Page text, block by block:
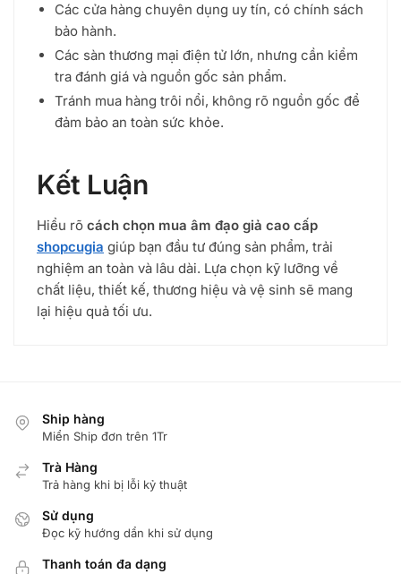
Các cửa hàng chuyên dụng uy tín, có chính sách
bảo hành.
Các sàn thương mại điện tử lớn, nhưng cần kiểm
tra đánh giá và nguồn gốc sản phẩm.
Tránh mua hàng trôi nổi, không rõ nguồn gốc để
đảm bảo an toàn sức khỏe.
Kết Luận
Hiểu rõ cách chọn mua âm đạo giả cao cấp
shopcugia giúp bạn đầu tư đúng sản phẩm, trải
nghiệm an toàn và lâu dài. Lựa chọn kỹ lưỡng về
chất liệu, thiết kế, thương hiệu và vệ sinh sẽ mang
lại hiệu quả tối ưu.
Ship hàng
Miển Ship đơn trên 1Tr
Trà Hàng
Trả hàng khi bị lỗi kỷ thuật
Sử dụng
Đọc kỹ hướng dẩn khi sử dụng
Thanh toán đa dạng